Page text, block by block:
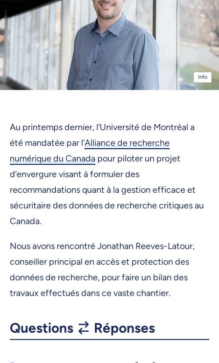
Info
Au printemps dernier, l’Université de Montréal a
été mandatée par l’Alliance de recherche
numérique du Canada pour piloter un projet
d’envergure visant à formuler des
recommandations quant à la gestion efficace et
sécuritaire des données de recherche critiques au
Canada.
Nous avons rencontré Jonathan Reeves-Latour,
conseiller principal en accès et protection des
données de recherche, pour faire un bilan des
travaux effectués dans ce vaste chantier.
Questions Réponses